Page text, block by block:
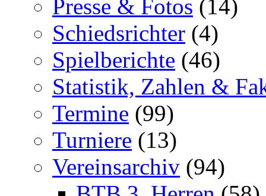
Presse & Fotos (14)
Schiedsrichter (4)
Spielberichte (46)
Statistik, Zahlen &
Termine (99)
Turniere (13)
Vereinsarchiv (94)